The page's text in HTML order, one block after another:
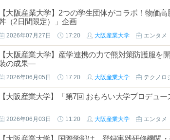
【大阪産業大学】2つの学生団体がコラボ！物価
（2日間限定）」企画
2026年07月27日 17:20 大阪産業大学 エンタメ
【大阪産業大学】産学連携の力で熊対策防護服
の成果―
2026年06月05日 17:20 大阪産業大学 テクノロ
【大阪産業大学】「第7回 おもろい大学プロデュ
2026年06月03日 11:20 大阪産業大学 エンタメ